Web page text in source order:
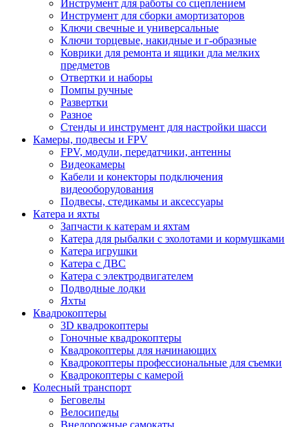
Инструмент для работы со сцеплением
Инструмент для сборки амортизаторов
Ключи свечные и универсальные
Ключи торцевые, накидные и г-образные
Коврики для ремонта и ящики дла мелких
предметов
Отвертки и наборы
Помпы ручные
Развертки
Разное
Стенды и инструмент для настройки шасси
Камеры, подвесы и FPV
FPV, модули, передатчики, антенны
Видеокамеры
Кабели и конекторы подключения
видеооборудования
Подвесы, стедикамы и аксессуары
Катера и яхты
Запчасти к катерам и яхтам
Катера для рыбалки с эхолотами и кормушками
Катера игрушки
Катера с ДВС
Катера с электродвигателем
Подводные лодки
Яхты
Квадрокоптеры
3D квадрокоптеры
Гоночные квадрокоптеры
Квадрокоптеры для начинающих
Квадрокоптеры профессиональные для съемки
Квадрокоптеры с камерой
Колесный транспорт
Беговелы
Велосипеды
Внедорожные самокаты